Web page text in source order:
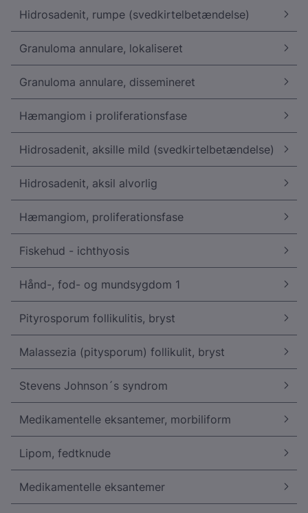
Hidrosadenit, rumpe (svedkirtelbetændelse)
Granuloma annulare, lokaliseret
Granuloma annulare, dissemineret
Hæmangiom i proliferationsfase
Hidrosadenit, aksille mild (svedkirtelbetændelse)
Hidrosadenit, aksil alvorlig
Hæmangiom, proliferationsfase
Fiskehud - ichthyosis
Hånd-, fod- og mundsygdom 1
Pityrosporum follikulitis, bryst
Malassezia (pitysporum) follikulit, bryst
Stevens Johnson´s syndrom
Medikamentelle eksantemer, morbiliform
Lipom, fedtknude
Medikamentelle eksantemer